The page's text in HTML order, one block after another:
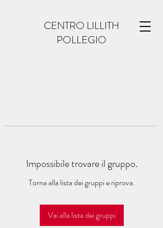
CENTRO LILLITH
POLLEGIO
Impossibile trovare il gruppo.
Torna alla lista dei gruppi e riprova.
Vai alla lista dei gruppi